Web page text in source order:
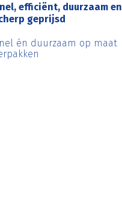
efficiënt, duurzaam en
geprijsd
én duurzaam op maat